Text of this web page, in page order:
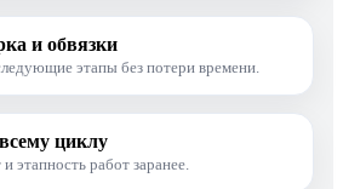
и обвязки
этапы без потери времени.
циклу
этапность работ заранее.